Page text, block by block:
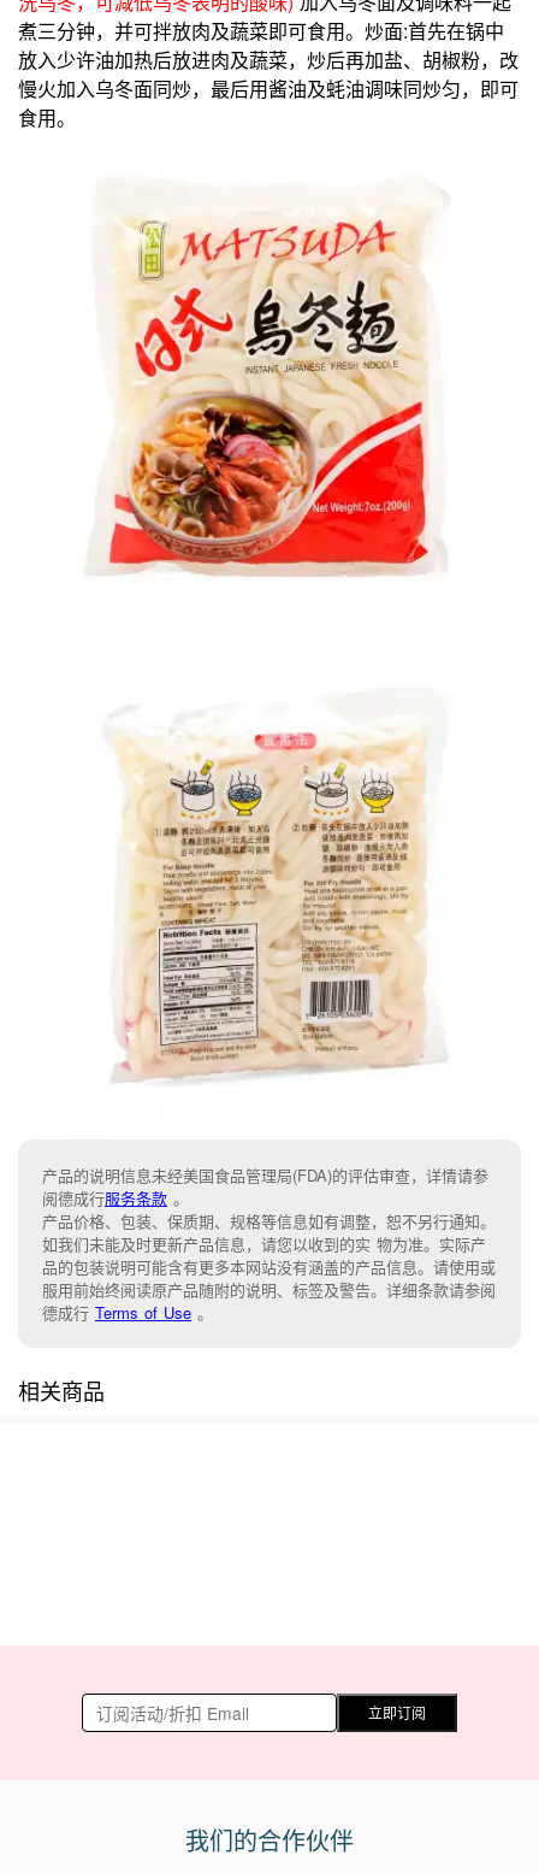
煮三分钟，并可拌放肉及蔬菜即可食用。炒面:首先在锅中
放入少许油加热后放进肉及蔬菜，炒后再加盐、胡椒粉，改
慢火加入乌冬面同炒，最后用酱油及蚝油调味同炒匀，即可
食用。
产品的说明信息未经美国食品管理局(FDA)的评估审查，详情请参
阅德成行服务条款 。
产品价格、包装、保质期、规格等信息如有调整，恕不另行通知。
如我们未能及时更新产品信息，请您以收到的实 物为准。实际产
品的包装说明可能含有更多本网站没有涵盖的产品信息。请使用或
服用前始终阅读原产品随附的说明、标签及警告。详细条款请参阅
德成行 Terms of Use 。
相关商品
立即订阅
我们的合作伙伴